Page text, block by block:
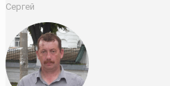
Сергей